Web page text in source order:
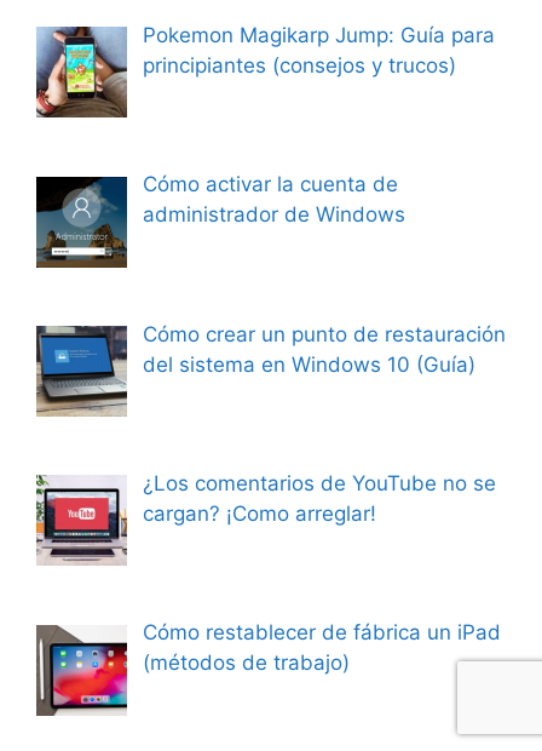
Pokemon Magikarp Jump: Guía para
principiantes (consejos y trucos)
Cómo activar la cuenta de
administrador de Windows
Cómo crear un punto de restauración
del sistema en Windows 10 (Guía)
¿Los comentarios de YouTube no se
cargan? ¡Como arreglar!
Cómo restablecer de fábrica un iPad
(métodos de trabajo)